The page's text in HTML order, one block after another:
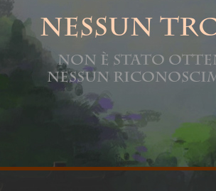
Nessun
Non è stato
nessun